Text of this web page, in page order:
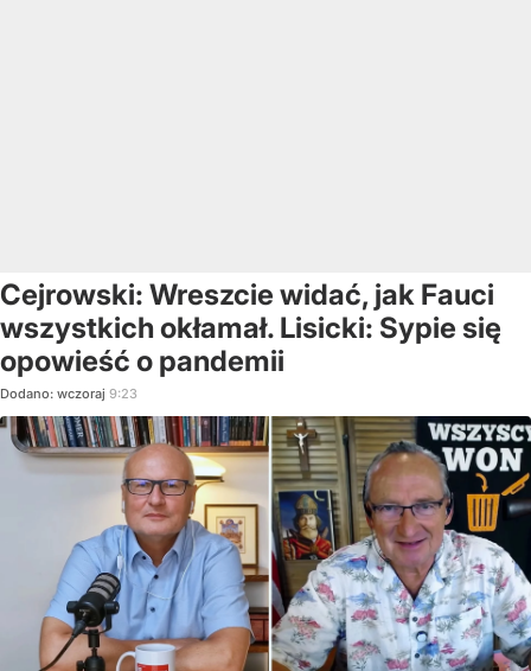
Cejrowski: Wreszcie widać, jak Fauci
wszystkich okłamał. Lisicki: Sypie się
opowieść o pandemii
Dodano: wczoraj 9:23